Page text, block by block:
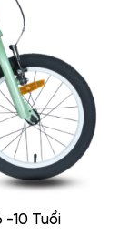
-10 Tuổi